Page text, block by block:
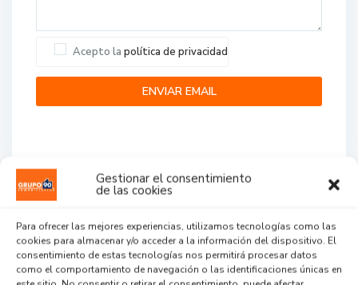
Gestionar el consentimiento
de las cookies
Para ofrecer las mejores experiencias, utilizamos tecnologías como las
cookies para almacenar y/o acceder a la información del dispositivo. El
consentimiento de estas tecnologías nos permitirá procesar datos
como el comportamiento de navegación o las identificaciones únicas en
Acepto la política de privacidad
...